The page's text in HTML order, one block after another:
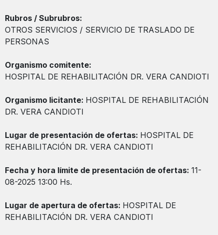
Rubros / Subrubros:
OTROS SERVICIOS / SERVICIO DE TRASLADO DE
PERSONAS
Organismo comitente:
HOSPITAL DE REHABILITACIÓN DR. VERA CANDIOTI
Organismo licitante: HOSPITAL DE REHABILITACIÓN
DR. VERA CANDIOTI
Lugar de presentación de ofertas: HOSPITAL DE
REHABILITACIÓN DR. VERA CANDIOTI
Fecha y hora límite de presentación de ofertas: 11-
08-2025 13:00 Hs.
Lugar de apertura de ofertas: HOSPITAL DE
REHABILITACIÓN DR. VERA CANDIOTI